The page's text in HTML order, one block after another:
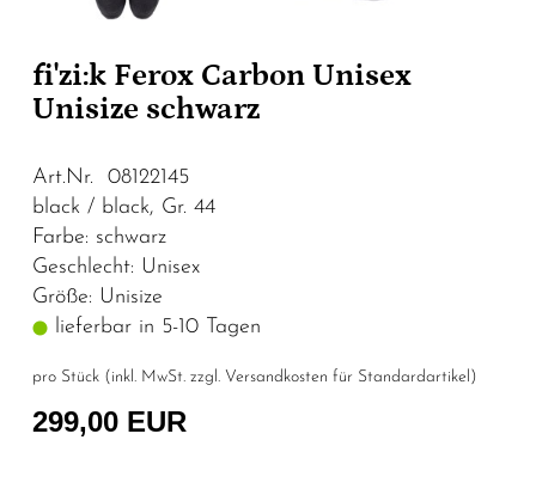
fi'zi:k Ferox Carbon Unisex
Unisize schwarz
Art.Nr. 08122145
black / black, Gr. 44
Farbe: schwarz
Geschlecht: Unisex
Größe: Unisize
lieferbar in 5-10 Tagen
pro Stück (inkl. MwSt. zzgl. Versandkosten für Standardartikel )
299,00 EUR